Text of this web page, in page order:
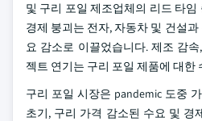
및 구리 포일 제조업체의 리드 타임
경제 붕괴는 전자, 자동차 및 건설
요 감소로 이끌었습니다. 제조 감
젝트 연기는 구리 포일 제품에 대한
구리 포일 시장은 pandemic 도중
초기, 구리 가격 감소된 수요 및 경